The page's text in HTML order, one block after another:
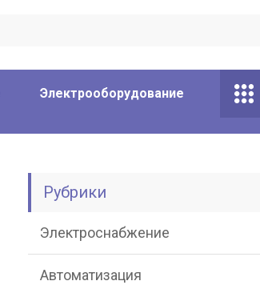
Электрооборудование
Рубрики
Электроснабжение
Автоматизация